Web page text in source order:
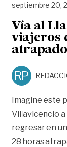
septiembre 20,
Vía al
viajeros
RP
Imagine este
Villavicencio a
regresar en
28 horas